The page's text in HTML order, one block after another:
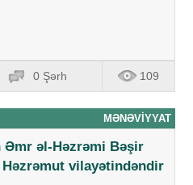
0 Şərh 109
MƏNƏVIYYAT
Əmr əl-Həzrəmi Bəşir
Həzrəmut vilayətindəndir